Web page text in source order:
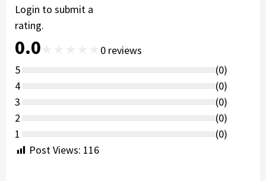
Login to submit a
rating.
0.0 0 reviews
5
(0)
4
(0)
3
(0)
2
(0)
1
(0)
Post Views: 116